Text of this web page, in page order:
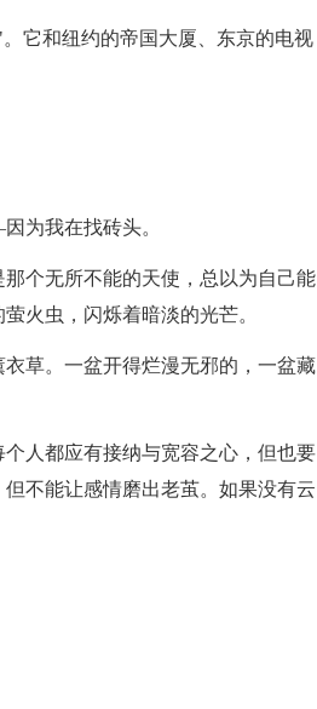
它和纽约的帝国大厦、东京的电视
为我在找砖头。
个无所不能的天使，总以为自己能
火虫，闪烁着暗淡的光芒。
草。一盆开得烂漫无邪的，一盆藏
人都应有接纳与宽容之心，但也要
不能让感情磨出老茧。如果没有云